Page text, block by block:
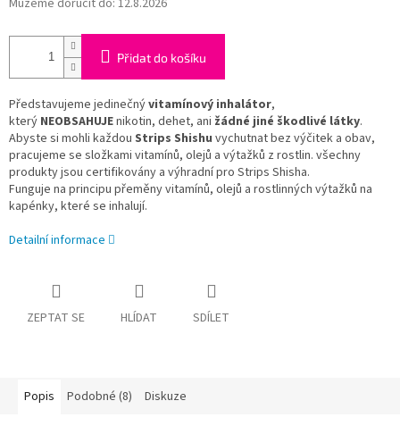
Můžeme doručit do: 12.8.2026
Přidat do košíku
Představujeme jedinečnývitamínový inhalátor,
který NEOBSAHUJEnikotin, dehet, ani žádné jiné škodlivé látky.
Abyste si mohli každou Strips Shishu vychutnat bez výčitek a obav,
pracujeme se složkami vitamínů, olejů a výtažků z rostlin. všechny
produkty jsou certifikovány a výhradní pro Strips Shisha.
Funguje na principu přeměny vitamínů, olejů a rostlinných výtažků na
kapénky, které se inhalují.
Detailní informace
ZEPTAT SE HLÍDAT SDÍLET
Popis Podobné (8) Diskuze